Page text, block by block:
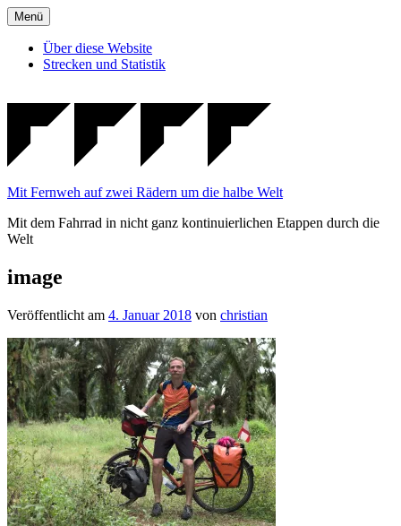
Zum
Inhalt
springen
Menü
Über diese Website
Strecken und Statistik
Mit Fernweh auf zwei Rädern um die halbe Welt
Mit dem Fahrrad in nicht ganz kontinuierlichen Etappen durch die
Welt
image
Veröffentlicht am 4. Januar 2018 von christian